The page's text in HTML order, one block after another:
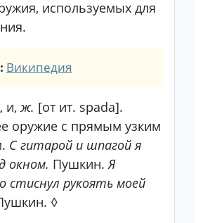
используемых для
Википедия
, и,ж. [от ит. spada].
оружие с прямым узким
С гитарой и шпагой я
окном. Пушкин.Я
стиснул рукоять моей
◊